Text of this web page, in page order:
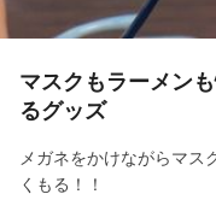
マスクもラーメン
るグッズ
メガネをかけながらマ
くもる！！